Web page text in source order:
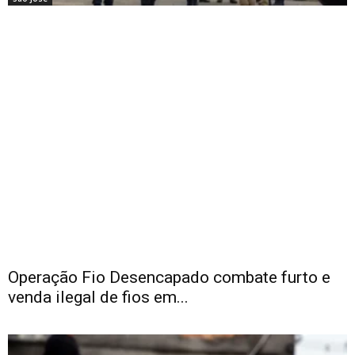
Operação Fio Desencapado combate furto e
venda ilegal de fios em...